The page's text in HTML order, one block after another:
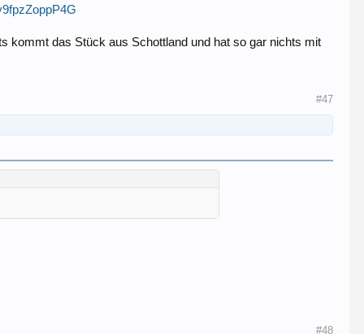
kommt das Stück aus Schottland und hat so gar nichts mit
#47
#48